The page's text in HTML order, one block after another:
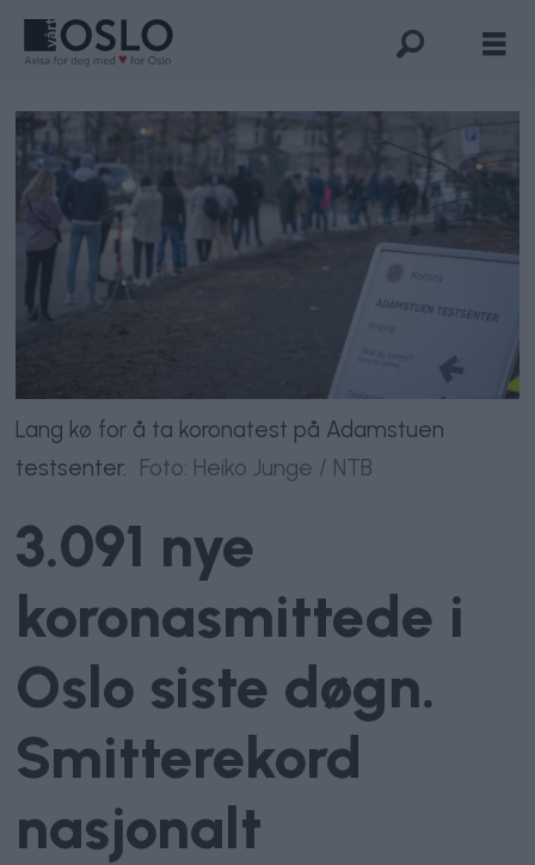
Lang kø for å ta koronatest på Adamstuen
testsenter. Foto: Heiko Junge / NTB
3.091 nye
koronasmittede i
Oslo siste døgn.
Smitterekord
nasjonalt